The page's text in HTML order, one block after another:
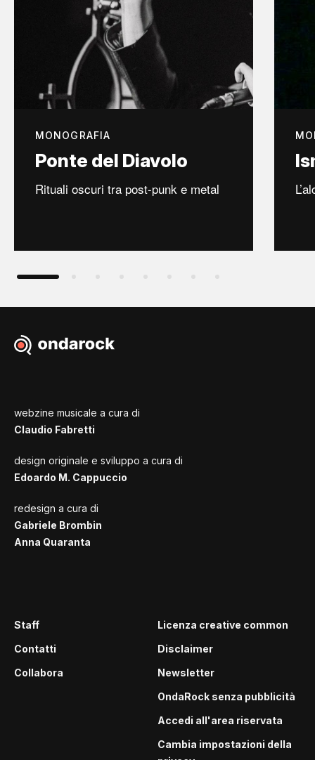
MONOGRAFIA
Ponte del Diavolo
Rituali oscuri tra post-punk e metal
webzine musicale a cura di
Claudio Fabretti
design originale e sviluppo a cura di
Edoardo M. Cappuccio
redesign a cura di
Gabriele Brombin
Anna Quaranta
Staff
Contatti
Collabora
Licenza creative common
Disclaimer
Newsletter
OndaRock senza pubblicità
Accedi all'area riservata
Cambia impostazioni della